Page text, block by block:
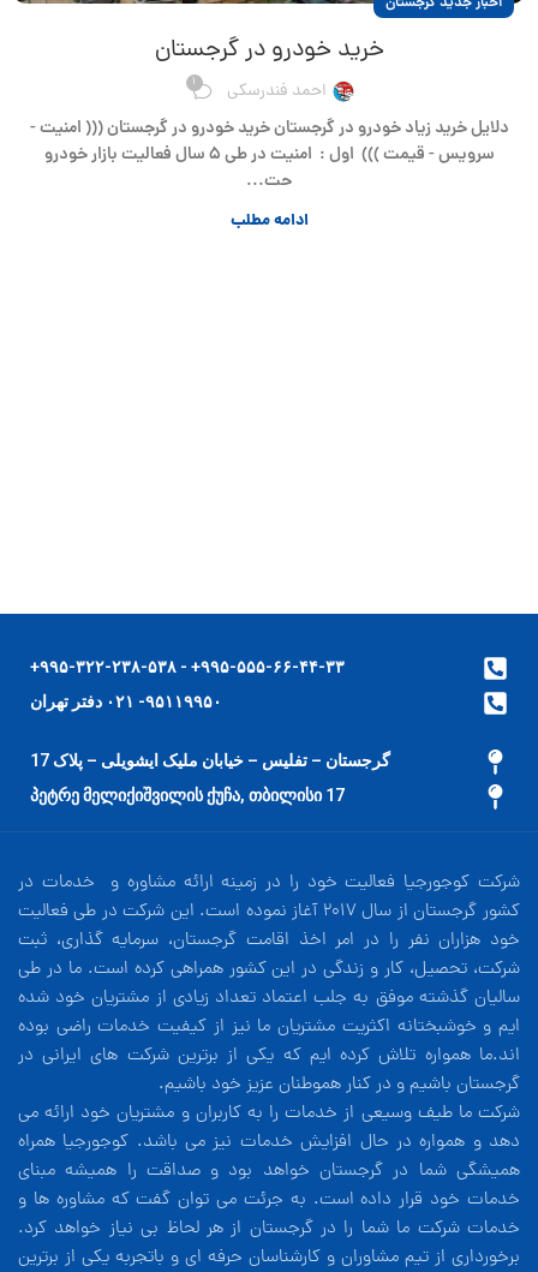
خرید خودرو در گرجستان
احمد فندرسکی 1
دلایل خرید زیاد خودرو در گرجستان خرید خودرو در گرجستان ((( امنیت -
سرویس - قیمت ))) اول : امنیت در طی ۵ سال فعالیت بازار خودرو
حت...
ادامه مطلب
۹۹۵-۵۵۵-۶۶-۴۴-۳۳+ - ۹۹۵-۳۲۲-۲۳۸-۵۳۸+
۹۵۱۱۹۹۵۰- ۰۲۱ دفتر تهران
گرجستان – تفلیس – خیابان ملیک ایشویلی – پلاک 17
17 პეტრე მელიქიშვილის ქუჩა, თბილისი
شرکت کوجورجیا فعالیت خود را در زمینه ارائه مشاوره و خدمات در
کشور گرجستان از سال 2017 آغاز نموده است. این شرکت در طی فعالیت
خود هزاران نفر را در امر اخذ اقامت گرجستان، سرمایه گذاری، ثبت
شرکت، تحصیل، کار و زندگی در این کشور همراهی کرده است. ما در طی
سالیان گذشته موفق به جلب اعتماد تعداد زیادی از مشتریان خود شده
ایم و خوشبختانه اکثریت مشتریان ما نیز از کیفیت خدمات راضی بوده
اند.ما همواره تلاش کرده ایم که یکی از برترین شرکت های ایرانی در
گرجستان باشیم و در کنار هموطنان عزیز خود باشیم.
شرکت ما طیف وسیعی از خدمات را به کاربران و مشتریان خود ارائه می
دهد و همواره در حال افزایش خدمات نیز می باشد. کوجورجیا همراه
همیشگی شما در گرجستان خواهد بود و صداقت را همیشه مبنای
خدمات خود قرار داده است. به جرئت می توان گفت که مشاوره ها و
خدمات شرکت ما شما را در گرجستان از هر لحاظ بی نیاز خواهد کرد.
برخورداری از تیم مشاوران و کارشناسان حرفه ای و باتجربه یکی از برترین